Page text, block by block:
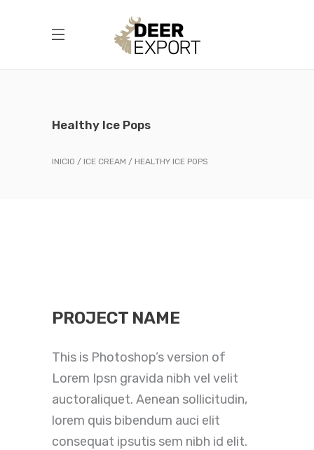
Healthy Ice Pops
INICIO ICE CREAM HEALTHY ICE POPS
PROJECT NAME
This is Photoshop’s version of
Lorem Ipsn gravida nibh vel velit
auctoraliquet. Aenean sollicitudin,
lorem quis bibendum auci elit
consequat ipsutis sem nibh id elit.